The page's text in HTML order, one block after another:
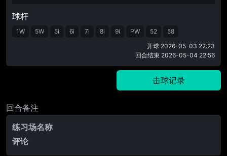
球杆
1W 5W 5i 6i 7i 8i 9i PW 52
58
开球 2026-05-03 22:23
回合结束 2026-05-04 22:56
击球记录
回合备注
练习场名称
评论